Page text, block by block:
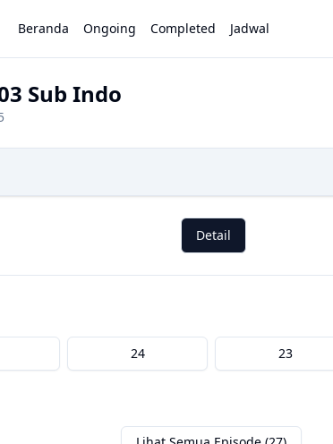
Beranda Ongoing Completed Jadwal
Sub Indo
Detail
24 23